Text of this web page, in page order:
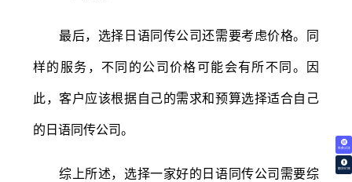
免费试译
翻译价格
最后，选择日语同传公司还需要考虑价格。同
样的服务，不同的公司价格可能会有所不同。因
此，客户应该根据自己的需求和预算选择适合自己
的日语同传公司。
综上所述，选择一家好的日语同传公司需要综